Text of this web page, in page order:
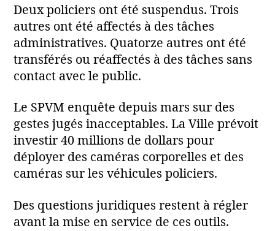
Deux policiers ont été suspendus. Trois
autres ont été affectés à des tâches
administratives. Quatorze autres ont été
transférés ou réaffectés à des tâches sans
contact avec le public.
Le SPVM enquête depuis mars sur des
gestes jugés inacceptables. La Ville prévoit
investir 40 millions de dollars pour
déployer des caméras corporelles et des
caméras sur les véhicules policiers.
Des questions juridiques restent à régler
avant la mise en service de ces outils.